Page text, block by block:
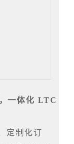
一体化 LTC
定制化订